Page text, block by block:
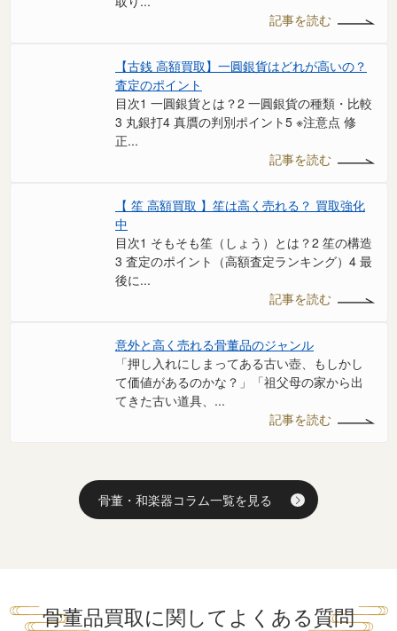
記事を読む
【古銭 高額買取】一圓銀貨はどれが高いの？
査定のポイント
目次1 一圓銀貨とは？2 一圓銀貨の種類・比較
3 丸銀打4 真贋の判別ポイント5 ※注意点 修
正...
記事を読む
【 笙 高額買取 】笙は高く売れる？ 買取強化
中
目次1 そもそも笙（しょう）とは？2 笙の構造
3 査定のポイント（高額査定ランキング）4 最
後に...
記事を読む
意外と高く売れる骨董品のジャンル
「押し入れにしまってある古い壺、もしかし
て価値があるのかな？」「祖父母の家から出
てきた古い道具、...
記事を読む
骨董・和楽器コラム一覧を見る
骨董品買取に関してよくある質問